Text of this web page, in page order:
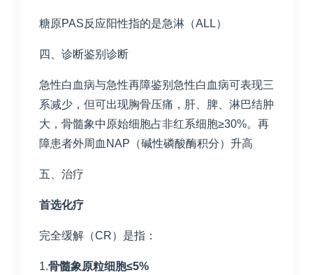
糖原PAS反应阳性指的是急淋（ALL）
四、诊断鉴别诊断
急性白血病与急性再障鉴别急性白血病可表现三
系减少，但可出现胸骨压痛，肝、脾、淋巴结肿
大，骨髓象中原始细胞占非红系细胞≥30%。再
障患者外周血NAP（碱性磷酸酶积分）升高
五、治疗
首选化疗
完全缓解（CR）是指：
1.骨髓象原粒细胞≤5%